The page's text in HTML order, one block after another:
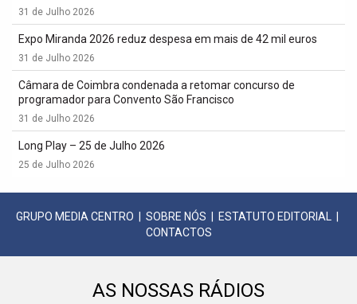
31 de Julho 2026
Expo Miranda 2026 reduz despesa em mais de 42 mil euros
31 de Julho 2026
Câmara de Coimbra condenada a retomar concurso de
programador para Convento São Francisco
31 de Julho 2026
Long Play – 25 de Julho 2026
25 de Julho 2026
GRUPO MEDIA CENTRO SOBRE NÓS ESTATUTO EDITORIAL
CONTACTOS
AS NOSSAS RÁDIOS